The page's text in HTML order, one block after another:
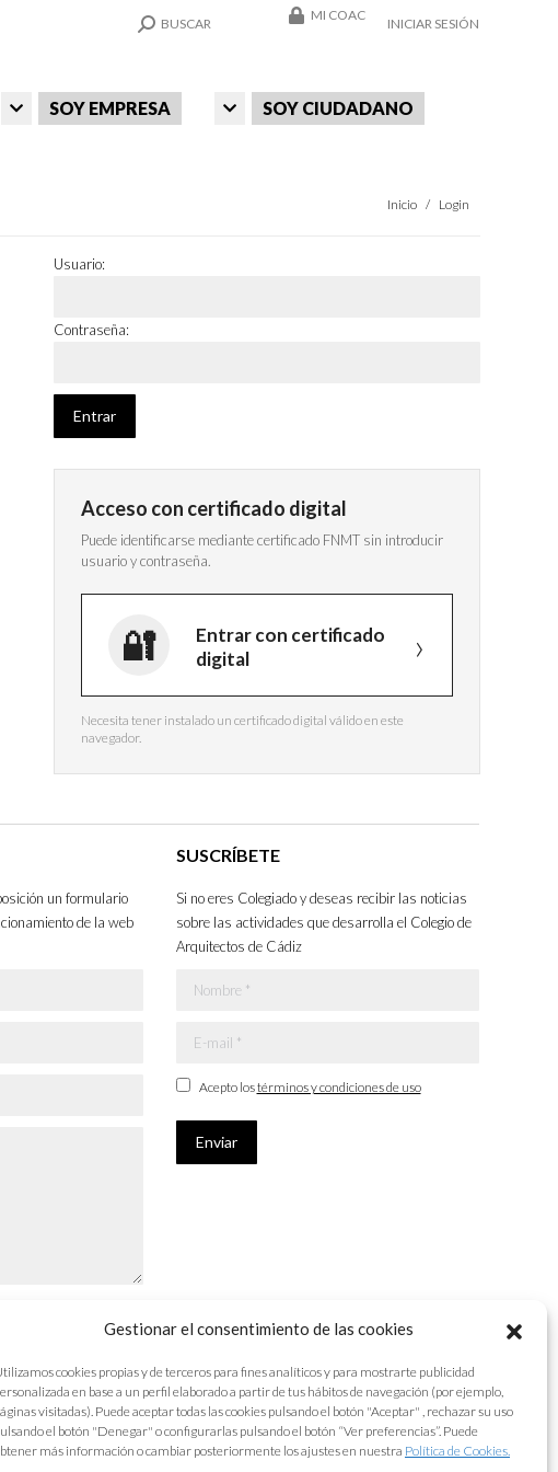
Gestionar el consentimiento de las cookies
cookies propias y de terceros para fines analíticos y para mostrarte publicidad
en base a un perfil elaborado a partir de tus hábitos de navegación (por ejemplo,
visitadas). Puede aceptar todas las cookies pulsando el botón "Aceptar" , rechazar su uso
el botón "Denegar" o configurarlas pulsando el botón “Ver preferencias”. Puede
más información o cambiar posteriormente los ajustes en nuestra Política de Cookies.
SEARCH:
BUSCAR
MI COAC
INICIAR SESIÓN
SOY EMPRESA SOY CIUDADANO
Estás aquí:
Inicio Login
Usuario:
Contraseña:
Acceso con certificado digital
Puede identificarse mediante certificado FNMT sin introducir
usuario y contraseña.
Entrar con certificado
digital
Necesita tener instalado un certificado digital válido en este
navegador.
un formulario
de la web
SUSCRÍBETE
Si no eres Colegiado y deseas recibir las noticias
sobre las actividades que desarrolla el Colegio de
Arquitectos de Cádiz
Nombre *
E-mail *
Acepto lostérminos y condiciones de uso
Enviar